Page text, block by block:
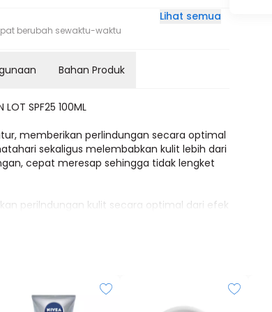
Lihat semua
berubah sewaktu-waktu
Bahan Produk
LOT SPF25 100ML
memberikan perlindungan secara optimal
sekaligus melembabkan kulit lebih dari
cepat meresap sehingga tidak lengket
perilndungan kulit secara optimal dari efek